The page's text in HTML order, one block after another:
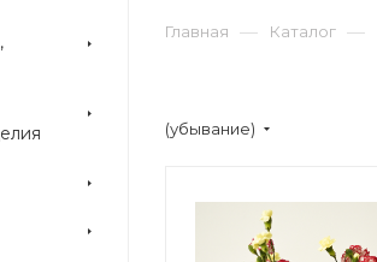
Главная — Каталог —
(убывание)